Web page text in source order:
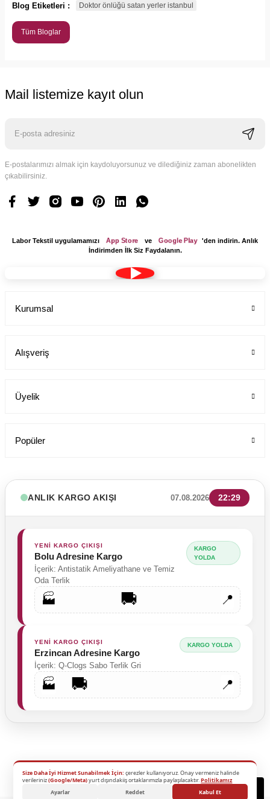
Blog Etiketleri : Doktor önlüğü satan yerler istanbul
Tüm Bloglar
Mail listemize kayıt olun
E-postalarımızı almak için kaydoluyorsunuz ve dilediğiniz zaman abonelikten
çıkabilirsiniz.
Labor Tekstil uygulamamızı App Store ve Google Play
'den indirin. Anlık
İndirimden İlk Siz Faydalanın.
Kurumsal
Alışveriş
Üyelik
Popüler
ANLIK KARGO AKIŞI 07.08.2026 22:29
YENİ KARGO ÇIKIŞI
Bolu Adresine Kargo
İçerik: Antistatik Ameliyathane ve Temiz
Oda Terlik
KARGO
YOLDA
🏭 🚚 📍
YENİ KARGO ÇIKIŞI
Erzincan Adresine Kargo
İçerik: Q-Clogs Sabo Terlik Gri
KARGO YOLDA
🏭 🚚 📍
Size Daha İyi Hizmet Sunabilmek İçin: çerezler kullanıyoruz. Onay vermeniz halinde
verileriniz(Google/Meta)yurt dışındakiiş ortaklarımızla paylaşılacaktır.Politikamız
Ayarlar
Reddet Kabul Et
2026 Copyright - Tüm Hakları Saklıdır.